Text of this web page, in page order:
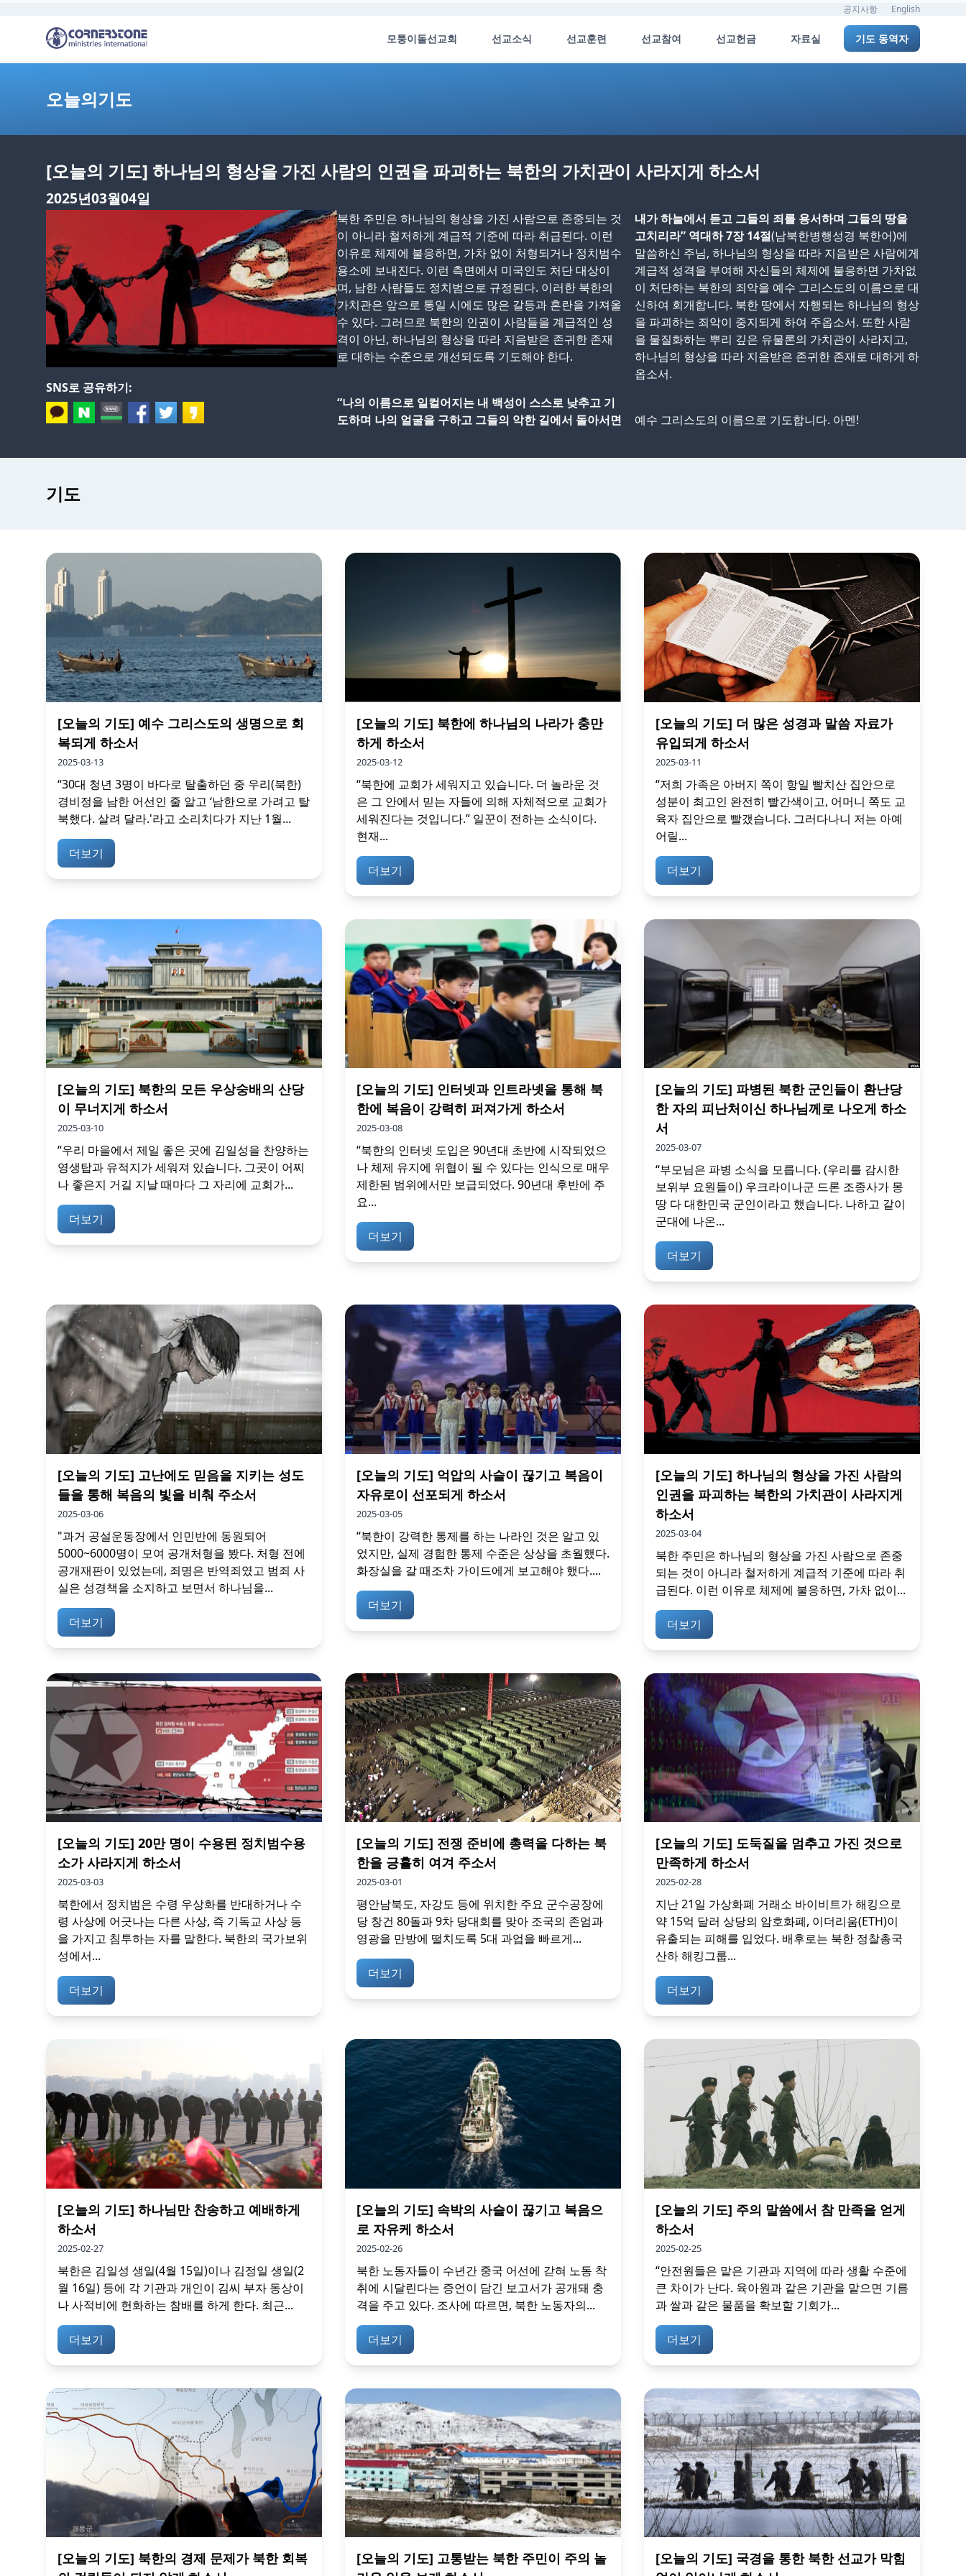
공지사항 English
모퉁이돌선교회 선교소식 선교훈련 선교참여 선교헌금 자료실 기도 동역자
오늘의기도
[오늘의 기도] 하나님의 형상을 가진 사람의 인권을 파괴하는 북한의 가치관이 사라지게 하소서
2025년03월04일
SNS로 공유하기:
북한 주민은 하나님의 형상을 가진 사람으로 존중되는 것
이 아니라 철저하게 계급적 기준에 따라 취급된다. 이런
이유로 체제에 불응하면, 가차 없이 처형되거나 정치범수
용소에 보내진다. 이런 측면에서 미국인도 처단 대상이
며, 남한 사람들도 정치범으로 규정된다. 이러한 북한의
가치관은 앞으로 통일 시에도 많은 갈등과 혼란을 가져올
수 있다. 그러므로 북한의 인권이 사람들을 계급적인 성
격이 아닌, 하나님의 형상을 따라 지음받은 존귀한 존재
로 대하는 수준으로 개선되도록 기도해야 한다.
“나의 이름으로 일컬어지는 내 백성이 스스로 낮추고 기
도하며 나의 얼굴을 구하고 그들의 악한 길에서 돌아서면
내가 하늘에서 듣고 그들의 죄를 용서하며 그들의 땅을
고치리라” 역대하 7장 14절(남북한병행성경 북한어)에
말씀하신 주님, 하나님의 형상을 따라 지음받은 사람에게
계급적 성격을 부여해 자신들의 체제에 불응하면 가차없
이 처단하는 북한의 죄악을 예수 그리스도의 이름으로 대
신하여 회개합니다. 북한 땅에서 자행되는 하나님의 형상
을 파괴하는 죄악이 중지되게 하여 주옵소서. 또한 사람
을 물질화하는 뿌리 깊은 유물론의 가치관이 사라지고,
하나님의 형상을 따라 지음받은 존귀한 존재로 대하게 하
옵소서.
예수 그리스도의 이름으로 기도합니다. 아멘!
기도
[오늘의 기도] 예수 그리스도의 생명으로 회
복되게 하소서
2025-03-13
“30대 청년 3명이 바다로 탈출하던 중 우리(북한)
경비정을 남한 어선인 줄 알고 ‘남한으로 가려고 탈
북했다. 살려 달라.'라고 소리치다가 지난 1월...
더보기
[오늘의 기도] 북한에 하나님의 나라가 충만
하게 하소서
2025-03-12
“북한에 교회가 세워지고 있습니다. 더 놀라운 것
은 그 안에서 믿는 자들에 의해 자체적으로 교회가
세워진다는 것입니다.” 일꾼이 전하는 소식이다.
현재...
더보기
[오늘의 기도] 더 많은 성경과 말씀 자료가
유입되게 하소서
2025-03-11
“저희 가족은 아버지 쪽이 항일 빨치산 집안으로
성분이 최고인 완전히 빨간색이고, 어머니 쪽도 교
육자 집안으로 빨갰습니다. 그러다나니 저는 아예
어릴...
더보기
[오늘의 기도] 북한의 모든 우상숭배의 산당
이 무너지게 하소서
2025-03-10
“우리 마을에서 제일 좋은 곳에 김일성을 찬양하는
영생탑과 유적지가 세워져 있습니다. 그곳이 어찌
나 좋은지 거길 지날 때마다 그 자리에 교회가...
더보기
[오늘의 기도] 인터넷과 인트라넷을 통해 북
한에 복음이 강력히 퍼져가게 하소서
2025-03-08
“북한의 인터넷 도입은 90년대 초반에 시작되었으
나 체제 유지에 위협이 될 수 있다는 인식으로 매우
제한된 범위에서만 보급되었다. 90년대 후반에 주
요...
더보기
[오늘의 기도] 파병된 북한 군인들이 환난당
한 자의 피난처이신 하나님께로 나오게 하소
서
2025-03-07
“부모님은 파병 소식을 모릅니다. (우리를 감시한
보위부 요원들이) 우크라이나군 드론 조종사가 몽
땅 다 대한민국 군인이라고 했습니다. 나하고 같이
군대에 나온...
더보기
[오늘의 기도] 고난에도 믿음을 지키는 성도
들을 통해 복음의 빛을 비춰 주소서
2025-03-06
"과거 공설운동장에서 인민반에 동원되어
5000~6000명이 모여 공개처형을 봤다. 처형 전에
공개재판이 있었는데, 죄명은 반역죄였고 범죄 사
실은 성경책을 소지하고 보면서 하나님을...
더보기
[오늘의 기도] 억압의 사슬이 끊기고 복음이
자유로이 선포되게 하소서
2025-03-05
“북한이 강력한 통제를 하는 나라인 것은 알고 있
었지만, 실제 경험한 통제 수준은 상상을 초월했다.
화장실을 갈 때조차 가이드에게 보고해야 했다....
더보기
[오늘의 기도] 하나님의 형상을 가진 사람의
인권을 파괴하는 북한의 가치관이 사라지게
하소서
2025-03-04
북한 주민은 하나님의 형상을 가진 사람으로 존중
되는 것이 아니라 철저하게 계급적 기준에 따라 취
급된다. 이런 이유로 체제에 불응하면, 가차 없이...
더보기
[오늘의 기도] 20만 명이 수용된 정치범수용
소가 사라지게 하소서
2025-03-03
북한에서 정치범은 수령 우상화를 반대하거나 수
령 사상에 어긋나는 다른 사상, 즉 기독교 사상 등
을 가지고 침투하는 자를 말한다. 북한의 국가보위
성에서...
더보기
[오늘의 기도] 전쟁 준비에 총력을 다하는 북
한을 긍휼히 여겨 주소서
2025-03-01
평안남북도, 자강도 등에 위치한 주요 군수공장에
당 창건 80돌과 9차 당대회를 맞아 조국의 존엄과
영광을 만방에 떨치도록 5대 과업을 빠르게...
더보기
[오늘의 기도] 도둑질을 멈추고 가진 것으로
만족하게 하소서
2025-02-28
지난 21일 가상화폐 거래소 바이비트가 해킹으로
약 15억 달러 상당의 암호화폐, 이더리움(ETH)이
유출되는 피해를 입었다. 배후로는 북한 정찰총국
산하 해킹그룹...
더보기
[오늘의 기도] 하나님만 찬송하고 예배하게
하소서
2025-02-27
북한은 김일성 생일(4월 15일)이나 김정일 생일(2
월 16일) 등에 각 기관과 개인이 김씨 부자 동상이
나 사적비에 헌화하는 참배를 하게 한다. 최근...
더보기
[오늘의 기도] 속박의 사슬이 끊기고 복음으
로 자유케 하소서
2025-02-26
북한 노동자들이 수년간 중국 어선에 갇혀 노동 착
취에 시달린다는 증언이 담긴 보고서가 공개돼 충
격을 주고 있다. 조사에 따르면, 북한 노동자의...
더보기
[오늘의 기도] 주의 말씀에서 참 만족을 얻게
하소서
2025-02-25
“안전원들은 맡은 기관과 지역에 따라 생활 수준에
큰 차이가 난다. 육아원과 같은 기관을 맡으면 기름
과 쌀과 같은 물품을 확보할 기회가...
더보기
[오늘의 기도] 북한의 경제 문제가 북한 회복
[오늘의 기도] 고통받는 북한 주민이 주의 놀
[오늘의 기도] 국경을 통한 북한 선교가 막힘